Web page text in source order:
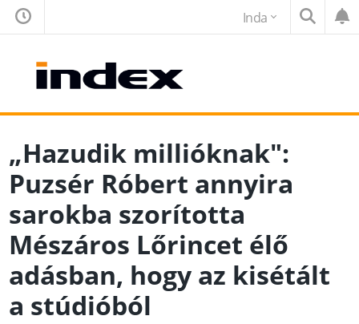
Inda
„Hazudik millióknak":
Puzsér Róbert annyira
sarokba szorította
Mészáros Lőrincet élő
adásban, hogy az kisétált
a stúdióból